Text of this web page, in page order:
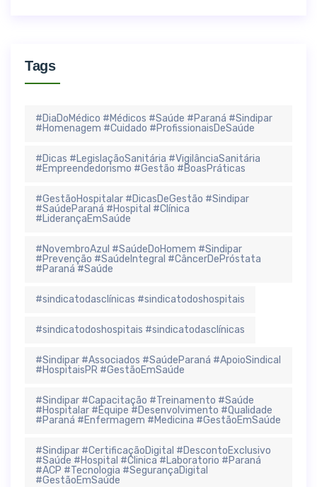
Tags
#DiaDoMédico #Médicos #Saúde #Paraná #Sindipar
#Homenagem #Cuidado #ProfissionaisDeSaúde
#Dicas #LegislaçãoSanitária #VigilânciaSanitária
#Empreendedorismo #Gestão #BoasPráticas
#GestãoHospitalar #DicasDeGestão #Sindipar
#SaúdeParaná #Hospital #Clínica
#LiderançaEmSaúde
#NovembroAzul #SaúdeDoHomem #Sindipar
#Prevenção #SaúdeIntegral #CâncerDePróstata
#Paraná #Saúde
#sindicatodasclínicas #sindicatodoshospitais
#sindicatodoshospitais #sindicatodasclínicas
#Sindipar #Associados #SaúdeParaná #ApoioSindical
#HospitaisPR #GestãoEmSaúde
#Sindipar #Capacitação #Treinamento #Saúde
#Hospitalar #Equipe #Desenvolvimento #Qualidade
#Paraná #Enfermagem #Medicina #GestãoEmSaúde
#Sindipar #CertificaçãoDigital #DescontoExclusivo
#Saúde #Hospital #Clinica #Laboratorio #Paraná
#ACP #Tecnologia #SegurançaDigital
#GestãoEmSaúde